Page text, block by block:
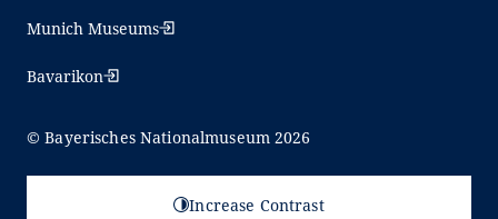
Munich Museums
Bavarikon
© Bayerisches Nationalmuseum 2026
Increase Contrast